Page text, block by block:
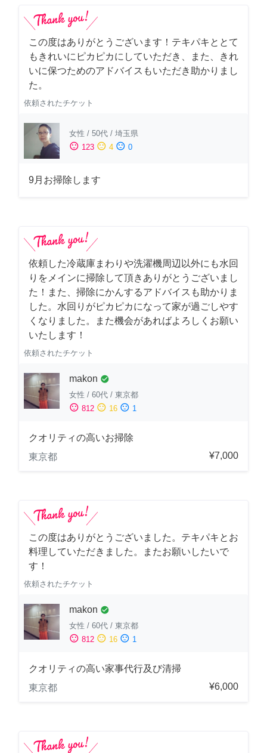
この度はありがとうございます！テキパキととて
もきれいにピカピカにしていただき、また、きれ
いに保つためのアドバイスもいただき助かりまし
た。
依頼されたチケット
女性 / 50代 / 埼玉県
sentiment_satisfied 123 sentiment_neutral 4 sentiment_dissatisfied 0
9月お掃除します
依頼した冷蔵庫まわりや洗濯機周辺以外にも水回
りをメインに掃除して頂きありがとうございまし
た！また、掃除にかんするアドバイスも助かりま
した。水回りがピカピカになって家が過ごしやす
くなりました。また機会があればよろしくお願い
いたします！
依頼されたチケット
makon check_circle
女性 / 60代 / 東京都
sentiment_satisfied 812 sentiment_neutral 16 sentiment_dissatisfied 1
クオリティの高いお掃除
東京都
¥7,000
この度はありがとうございました。テキパキとお
料理していただきました。またお願いしたいで
す！
依頼されたチケット
makon check_circle
女性 / 60代 / 東京都
sentiment_satisfied 812 sentiment_neutral 16 sentiment_dissatisfied 1
クオリティの高い家事代行及び清掃
東京都
¥6,000